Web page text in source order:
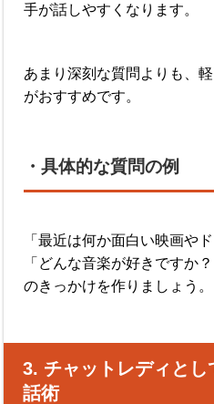
手が話しやすくなります。
あまり深刻な質問よりも、
がおすすめです。
・具体的な質問の例
「最近は何か面白い映画や
「どんな音楽が好きですか
のきっかけを作りましょう。
3. チャットレディと
話術